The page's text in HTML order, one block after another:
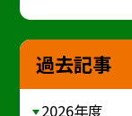
過去記事
2026年度